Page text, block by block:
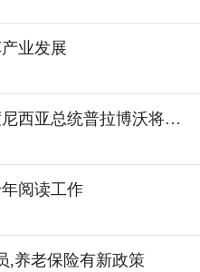
业发展
意大利总统马塔雷拉、印度尼西亚总统普拉博沃将访华
阅读工作
,养老保险有新政策